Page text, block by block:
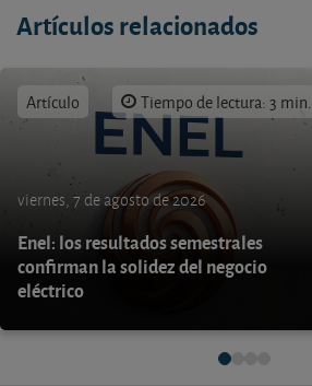
Artículos relacionados
Artículo Tiempo de lectura: 3 min.
viernes, 7 de agosto de 2026
Enel: los resultados semestrales
confirman la solidez del negocio
eléctrico